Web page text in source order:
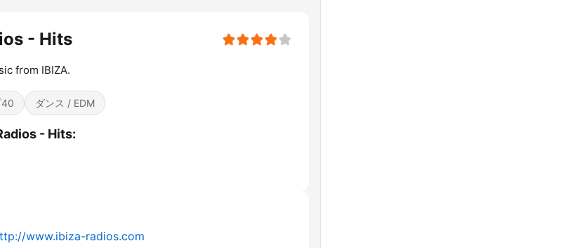
- Hits
from IBIZA.
40 ダンス / EDM
- Hits:
www.ibiza-radios.com